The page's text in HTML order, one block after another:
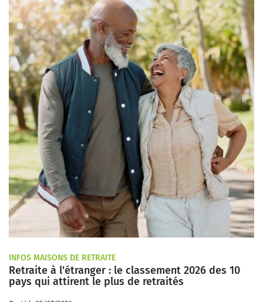
INFOS MAISONS DE RETRAITE
Retraite à l'étranger : le classement 2026 des 10
pays qui attirent le plus de retraités